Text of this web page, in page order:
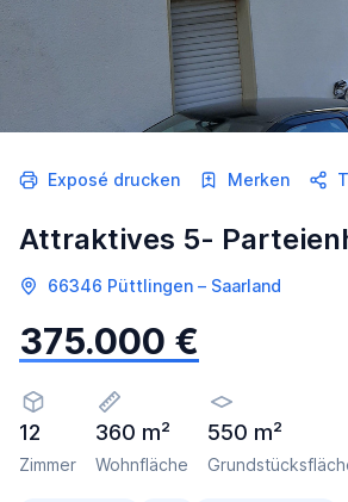
Exposé drucken Merken
Attraktives 5-
66346 Püttlingen – Saarland
375.000 €
12
Zimmer
360 m²
Wohnfläche
550 m²